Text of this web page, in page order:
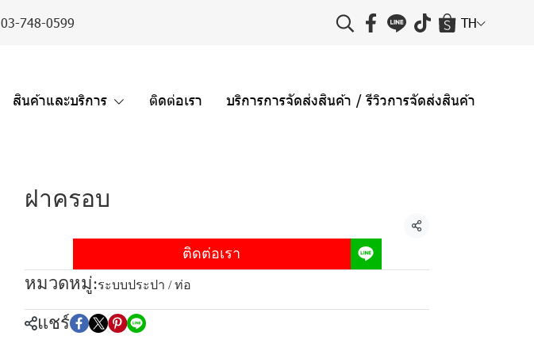
03-748-0599 TH
สินค้าและบริการ ติดต่อเรา บริการการจัดส่งสินค้า / รีวิวการจัดส่งสินค้า
ฝาครอบ
แชร์
ติดต่อเรา
หมวดหมู่:ระบบประปา / ท่อ
แชร์